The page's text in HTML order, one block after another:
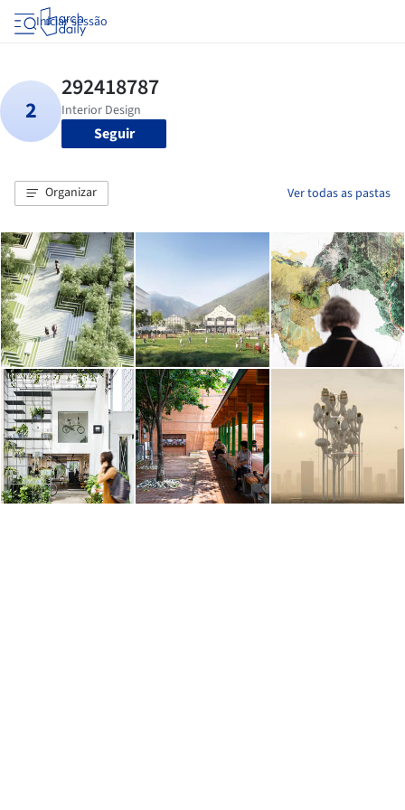
Iniciar sessão
Seguir
Organizar Ver todas as pastas